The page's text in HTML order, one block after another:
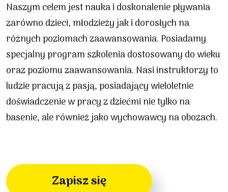
Naszym celem jest nauka i doskonalenie pływania
zarówno dzieci, młodzieży jak i dorosłych na
różnych poziomach zaawansowania. Posiadamy
specjalny program szkolenia dostosowany do wieku
oraz poziomu zaawansowania. Nasi instruktorzy to
ludzie pracują z pasją, posiadający wieloletnie
doświadczenie w pracy z dziećmi nie tylko na
basenie, ale również jako wychowawcy na obozach.
Zapisz się